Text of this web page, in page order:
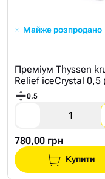
Майже розпродано
Преміум Thyssen
Relief iceCrystal 0,5
0.5
780,00 грн
Купити